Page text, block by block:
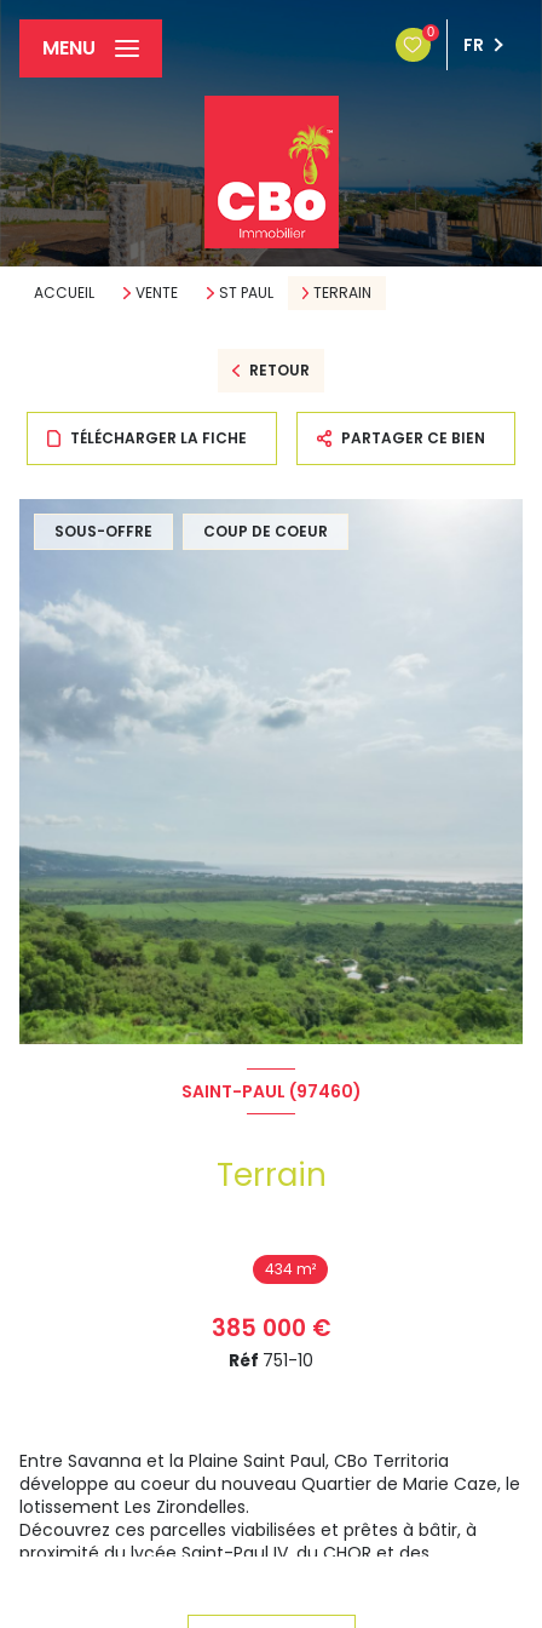
0
FR
MENU
ACCUEIL VENTE ST PAUL TERRAIN
RETOUR
TÉLÉCHARGER LA FICHE PARTAGER CE BIEN
SOUS-OFFRE COUP DE COEUR
SAINT-PAUL (97460)
Terrain
434 m²
385 000 €
Réf 751-10
Entre Savanna et la Plaine Saint Paul, CBo Territoria
développe au coeur du nouveau Quartier de Marie Caze, le
lotissement Les Zirondelles.
Découvrez ces parcelles viabilisées et prêtes à bâtir, à
proximité du lycée Saint-Paul IV, du CHOR et des
Nous vous proposons cette parcelle de 434m² avec une